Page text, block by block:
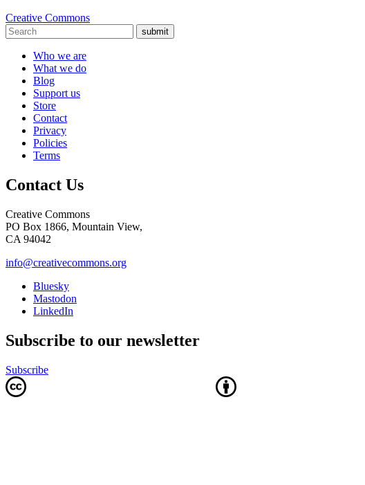
Creative Commons
submit
Who we are
What we do
Blog
Support us
Store
Contact
Privacy
Policies
Terms
Contact Us
Creative Commons
PO Box 1866, Mountain View,
CA 94042
info@creativecommons.org
Bluesky
Mastodon
LinkedIn
Subscribe to our newsletter
Subscribe